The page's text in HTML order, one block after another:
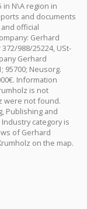
in N\A region in
and documents
official
Gerhard
988/25224, USt-
Gerhard
95700; Neusorg.
Information
is not
were not found.
Publishing and
category is
of Gerhard
on the map.